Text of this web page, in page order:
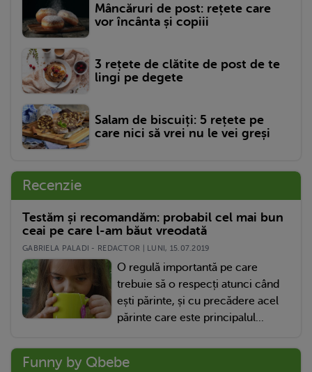
Mâncăruri de post: rețete care
vor încânta și copiii
3 rețete de clătite de post de te
lingi pe degete
Salam de biscuiți: 5 rețete pe
care nici să vrei nu le vei greși
Recenzie
Testăm și recomandăm: probabil cel mai bun
ceai pe care l-am băut vreodată
GABRIELA PALADI - REDACTOR | LUNI, 15.07.2019
O regulă importantă pe care
trebuie să o respecți atunci când
ești părinte, și cu precădere acel
părinte care este principalul...
Funny by Qbebe